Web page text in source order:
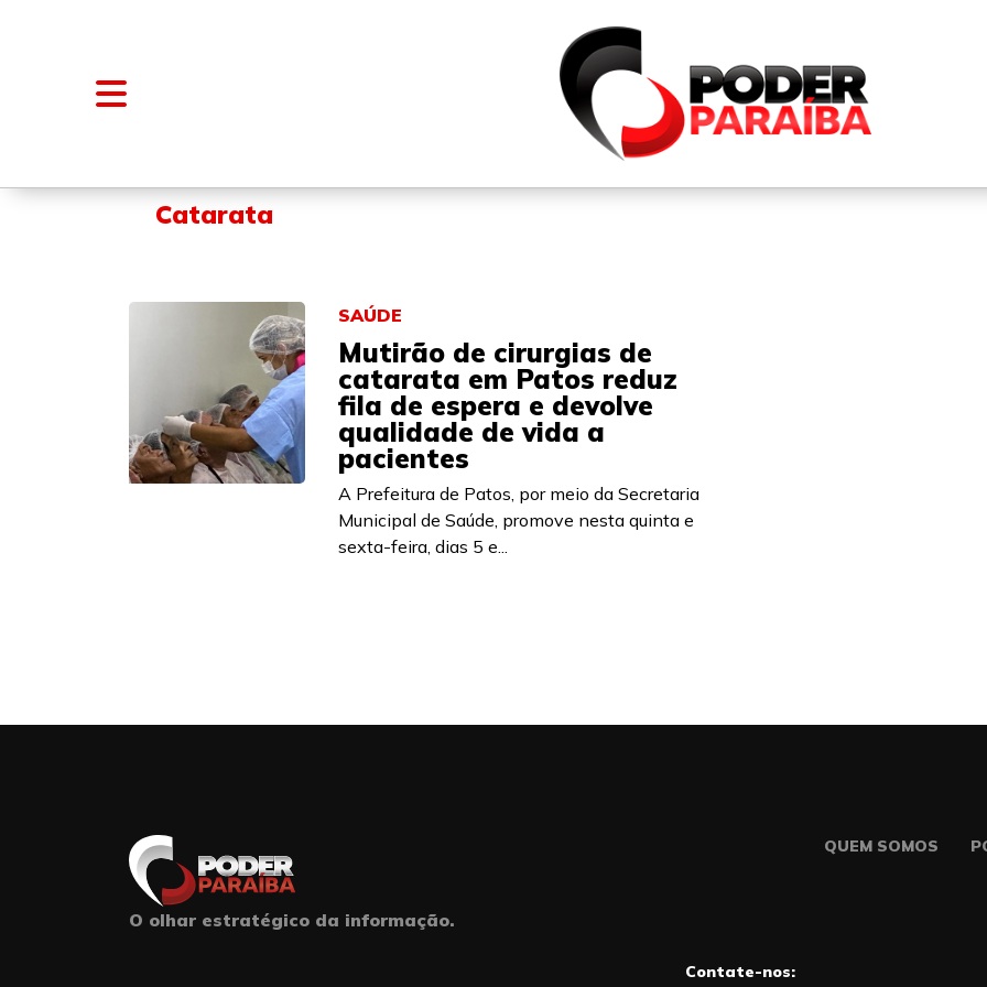
FALE CONOSCO
Catarata
SAÚDE
Mutirão de cirurgias de
catarata em Patos reduz
fila de espera e devolve
qualidade de vida a
pacientes
A Prefeitura de Patos, por meio da Secretaria
Municipal de Saúde, promove nesta quinta e
sexta-feira, dias 5 e...
O olhar estratégico da informação.
QUEM SOMOS
Contate-nos: